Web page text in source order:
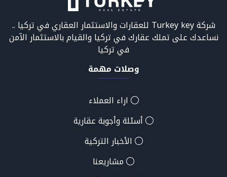
شركة Turkey key للعقارات والاستثمار العقاري في تركيا ..
نساعدك على تملك عقارك في تركيا والقيام بالاستثمار الآمن
في تركيا
وصلات مهمة
اراء العملاء
أسئلة وأجوبة عقارية
الأخبار التركية
مشاريعنا